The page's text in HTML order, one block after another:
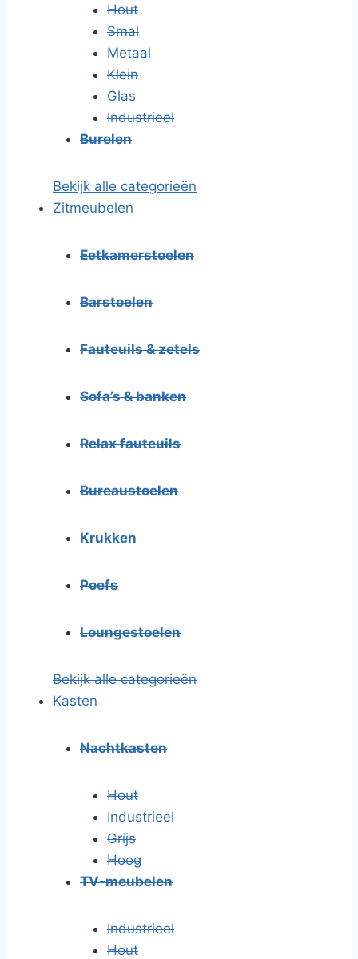
Hout
Smal
Metaal
Klein
Glas
Industrieel
Burelen
Bekijk alle categorieën
Zitmeubelen
Eetkamerstoelen
Barstoelen
Fauteuils & zetels
Sofa’s & banken
Relax fauteuils
Bureaustoelen
Krukken
Poefs
Loungestoelen
Bekijk alle categorieën
Kasten
Nachtkasten
Hout
Industrieel
Grijs
Hoog
TV-meubelen
Industrieel
Hout